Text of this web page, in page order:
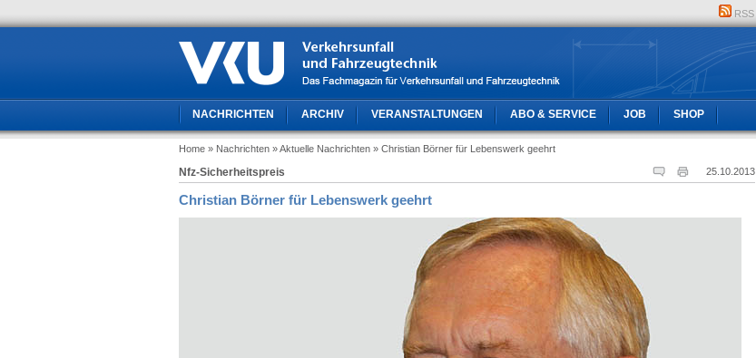
RSS
NACHRICHTEN ARCHIV VERANSTALTUNGEN ABO & SERVICE JOB SHOP
Home » Nachrichten » Aktuelle Nachrichten » Christian Börner für Lebenswerk geehrt
25.10.2013
Nfz-Sicherheitspreis
Christian Börner für Lebenswerk geehrt